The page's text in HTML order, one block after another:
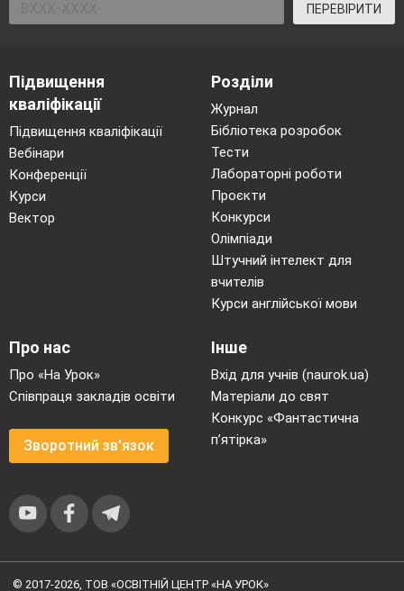
ПЕРЕВІРИТИ
Підвищення
кваліфікації
Підвищення кваліфікації
Вебінари
Конференції
Курси
Вектор
Розділи
Журнал
Бібліотека розробок
Тести
Лабораторні роботи
Проєкти
Конкурси
Олімпіади
Штучний інтелект для
вчителів
Курси англійської мови
Про нас
Про «На Урок»
Співпраця закладів освіти
Зворотний зв'язок
Інше
Вхід для учнів (naurok.ua)
Матеріали до свят
Конкурс «Фантастична
п’ятірка»
© 2017-2026, ТОВ «ОСВІТНІЙ ЦЕНТР «НА УРОК»